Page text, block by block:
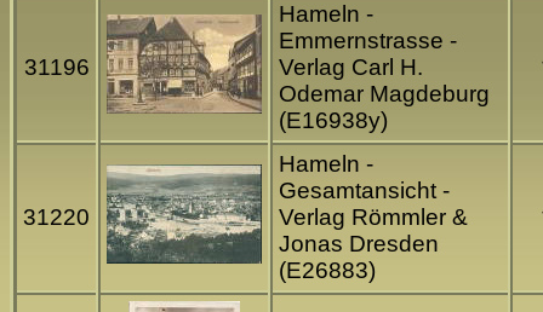
31196
Hameln -
Emmernstrasse -
Verlag Carl H.
Odemar Magdeburg
(E16938y)
31220
Hameln -
Gesamtansicht -
Verlag Römmler &
Jonas Dresden
(E26883)